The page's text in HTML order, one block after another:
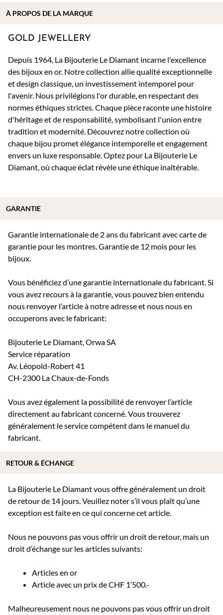
GOLD JEWELLERY
Depuis 1964, La Bijouterie Le Diamant incarne l'excellence
des bijoux en or. Notre collection allie qualité exceptionnelle
et design classique, un investissement intemporel pour
l'avenir. Nous privilégions l'or durable, en respectant des
normes éthiques strictes. Chaque pièce raconte une histoire
d'héritage et de responsabilité, symbolisant l'union entre
tradition et modernité. Découvrez notre collection où
chaque bijou promet élégance intemporelle et engagement
envers un luxe responsable. Optez pour La Bijouterie Le
Diamant, où chaque éclat révèle une éthique inaltérable.
Garantie internationale de 2 ans du fabricant avec carte de
garantie pour les montres. Garantie de 12 mois pour les
bijoux.
Vous bénéficiez d’une garantie internationale du fabricant. Si
vous avez recours à la garantie, vous pouvez bien entendu
nous renvoyer l’article à notre adresse et nous nous en
occuperons avec le fabricant:
Bijouterie Le Diamant, Orwa SA
Service réparation
Av. Léopold-Robert 41
CH-2300 La Chaux-de-Fonds
Vous avez également la possibilité de renvoyer l’article
directement au fabricant concerné. Vous trouverez
généralement le service compétent dans le manuel du
fabricant.
La Bijouterie Le Diamant vous offre généralement un droit
de retour de 14 jours. Veuillez noter s’il vous plaît qu’une
exception est faite en ce qui concerne cet article.
Nous ne pouvons pas vous offrir un droit de retour, mais un
droit d’échange sur les articles suivants:
Articles en or
Article avec un prix de CHF 1’500.-
Malheureusement nous ne pouvons pas vous offrir un droit
À PROPOS DE LA MARQUE
GARANTIE
RETOUR & ÉCHANGE